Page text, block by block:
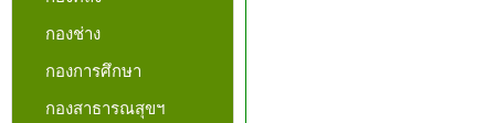
กองช่าง
กองการศึกษา
กองสาธารณสุขฯ